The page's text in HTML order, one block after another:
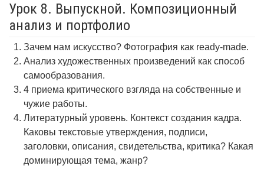
Урок 8. Выпускной. Композиционный
анализ и портфолио
Зачем нам искусство? Фотография как ready-made.
Анализ художественных произведений как способ
самообразования.
4 приема критического взгляда на собственные и
чужие работы.
Литературный уровень. Контекст создания кадра.
Каковы текстовые утверждения, подписи,
заголовки, описания, свидетельства, критика? Какая
доминирующая тема, жанр?